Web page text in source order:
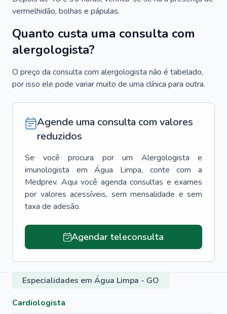
vermelhidão, bolhas e pápulas.
Quanto custa uma consulta com
alergologista?
O preço da consulta com alergologista não é tabelado,
por isso ele pode variar muito de uma clínica para outra.
Agende uma consulta com valores
reduzidos
Se você procura por um
Alergologista e
imunologista
em Água Limpa, conte com a
Medprev. Aqui você agenda consultas e exames
por valores acessíveis, sem mensalidade e sem
taxa de adesão.
Agendar teleconsulta
Especialidades em Água Limpa - GO
Cardiologista